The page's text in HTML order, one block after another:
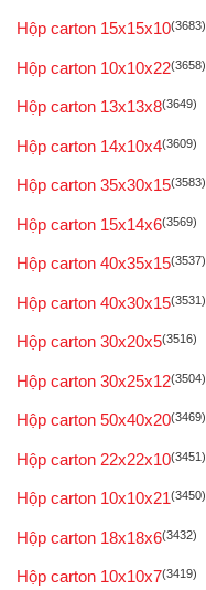
Hộp carton 15x15x10(3683)
Hộp carton 10x10x22(3658)
Hộp carton 13x13x8(3649)
Hộp carton 14x10x4(3609)
Hộp carton 35x30x15(3583)
Hộp carton 15x14x6(3569)
Hộp carton 40x35x15(3537)
Hộp carton 40x30x15(3531)
Hộp carton 30x20x5(3516)
Hộp carton 30x25x12(3504)
Hộp carton 50x40x20(3469)
Hộp carton 22x22x10(3451)
Hộp carton 10x10x21(3450)
Hộp carton 18x18x6(3432)
Hộp carton 10x10x7(3419)